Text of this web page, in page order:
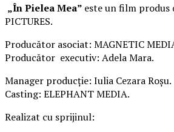
„În Pielea Mea” este un film produs
PICTURES.
Producător asociat: MAGNETIC
Producător executiv: Adela Mara.
Manager producție: Iulia Cezara Roșu.
Casting: ELEPHANT MEDIA.
Realizat cu sprijinul: